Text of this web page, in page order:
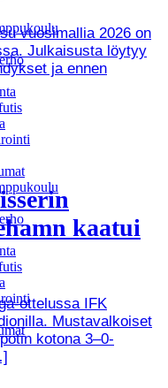
vuosimallia 2026 on
Julkaisusta löytyy
ja ennen
kaatui
ottelussa IFK
Mustavalkoiset
kotona 3–0-